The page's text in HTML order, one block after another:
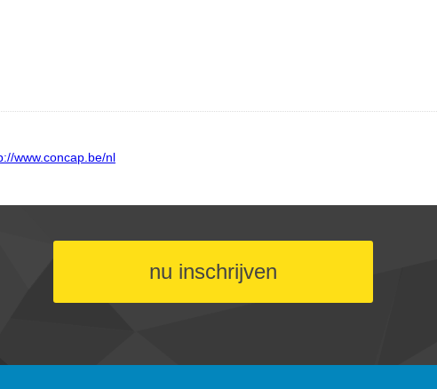
nu inschrijven